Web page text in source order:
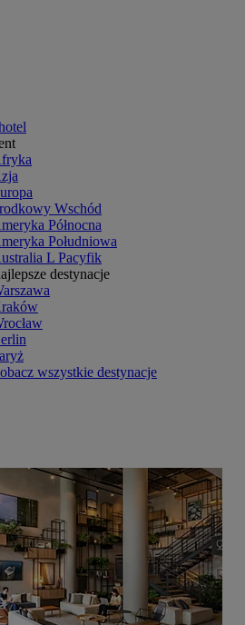
Wschód
Północna
Południowa
L Pacyfik
destynacje
wszystkie destynacje